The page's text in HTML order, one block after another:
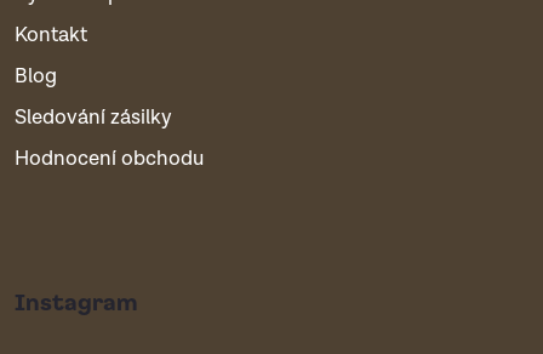
Kontakt
Blog
Sledování zásilky
Hodnocení obchodu
Instagram